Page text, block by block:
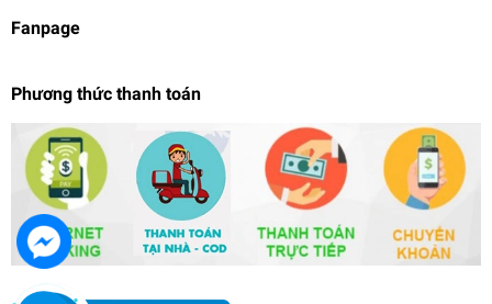
Fanpage
Phương thức thanh toán
Mô hình lắp ráp 1/100 Gundam Factory RX-